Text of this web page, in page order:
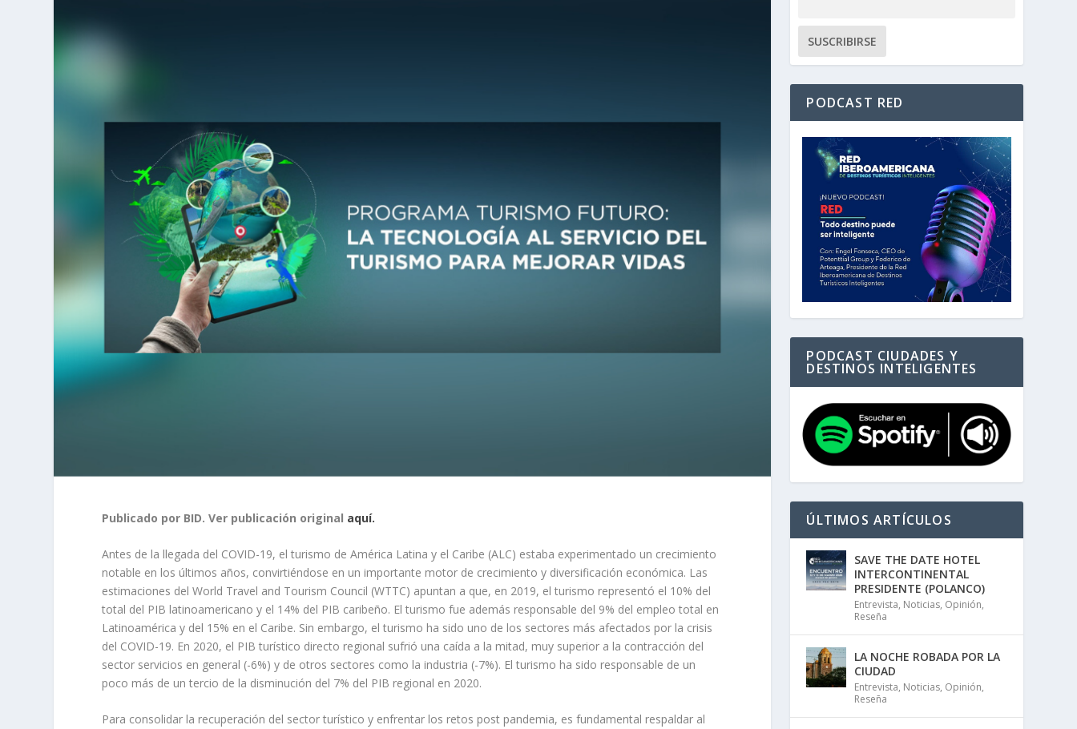
Publicado por BID. Ver publicación original aquí.
Antes de la llegada del COVID-19, el turismo de América Latina y el Caribe (ALC) estaba experimentado un crecimiento
notable en los últimos años, convirtiéndose en un importante motor de crecimiento y diversificación económica. Las
estimaciones del World Travel and Tourism Council (WTTC) apuntan a que, en 2019, el turismo representó el 10% del
total del PIB latinoamericano y el 14% del PIB caribeño. El turismo fue además responsable del 9% del empleo total en
Latinoamérica y del 15% en el Caribe. Sin embargo, el turismo ha sido uno de los sectores más afectados por la crisis
del COVID-19. En 2020, el PIB turístico directo regional sufrió una caída a la mitad, muy superior a la contracción del
sector servicios en general (-6%) y de otros sectores como la industria (-7%). El turismo ha sido responsable de un
poco más de un tercio de la disminución del 7% del PIB regional en 2020.
Para consolidar la recuperación del sector turístico y enfrentar los retos post pandemia, es fundamental respaldar al
PODCAST RED
PODCAST CIUDADES Y
DESTINOS INTELIGENTES
ÚLTIMOS ARTÍCULOS
SAVE THE DATE HOTEL
INTERCONTINENTAL
PRESIDENTE (POLANCO)
Entrevista, Noticias, Opinión,
Reseña
LA NOCHE ROBADA POR LA
CIUDAD
Entrevista, Noticias, Opinión,
Reseña